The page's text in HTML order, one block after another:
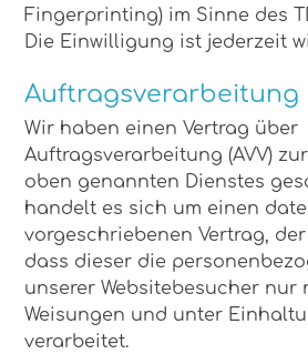
Fingerprinting) im Sinne des
Die Einwilligung ist jederzeit
Auftragsverarbeitung
Wir haben einen Vertrag über
Auftragsverarbeitung (AVV)
oben genannten Dienstes
handelt es sich um einen
vorgeschriebenen Vertrag,
dass dieser die
unserer Websitebesucher nur
Weisungen und unter
verarbeitet.